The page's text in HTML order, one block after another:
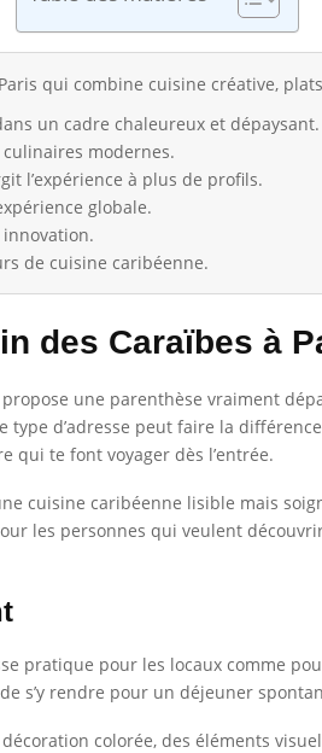
qui combine cuisine créative,
un cadre chaleureux et dépaysant.
modernes.
l’expérience à plus de profils.
globale.
de cuisine caribéenne.
des Caraïbes à
propose une parenthèse vraiment
d’adresse peut faire la
qui te font voyager dès l’entrée.
cuisine caribéenne lisible mais
les personnes qui veulent
pratique pour les locaux comme
s’y rendre pour un déjeuner
colorée, des éléments